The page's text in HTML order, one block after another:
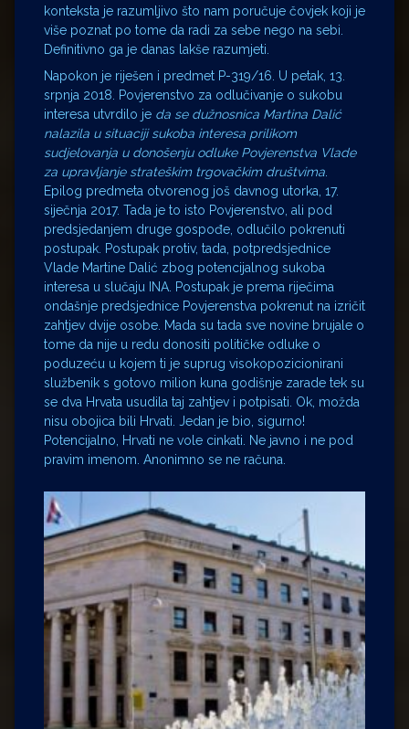
konteksta je razumljivo što nam poručuje čovjek koji je
više poznat po tome da radi za sebe nego na sebi.
Definitivno ga je danas lakše razumjeti.
Napokon je riješen i predmet P-319/16. U petak, 13.
srpnja 2018. Povjerenstvo za odlučivanje o sukobu
interesa utvrdilo je da se dužnosnica Martina Dalić
nalazila u situaciji sukoba interesa prilikom
sudjelovanja u donošenju odluke Povjerenstva Vlade
za upravljanje strateškim trgovačkim društvima
Epilog predmeta otvorenog još davnog utorka, 17.
siječnja 2017. Tada je to isto Povjerenstvo, ali pod
predsjedanjem druge gospođe, odlučilo pokrenuti
postupak. Postupak protiv, tada, potpredsjednice
Vlade Martine Dalić zbog potencijalnog sukoba
interesa u slučaju INA. Postupak je prema riječima
ondašnje predsjednice Povjerenstva pokrenut na izričit
zahtjev dvije osobe. Mada su tada sve novine brujale o
tome da nije u redu donositi političke odluke o
poduzeću u kojem ti je suprug visokopozicionirani
službenik s gotovo milion kuna godišnje zarade tek su
se dva Hrvata usudila taj zahtjev i potpisati. Ok, možda
nisu obojica bili Hrvati. Jedan je bio, sigurno!
Potencijalno, Hrvati ne vole cinkati. Ne javno i ne pod
pravim imenom. Anonimno se ne računa.